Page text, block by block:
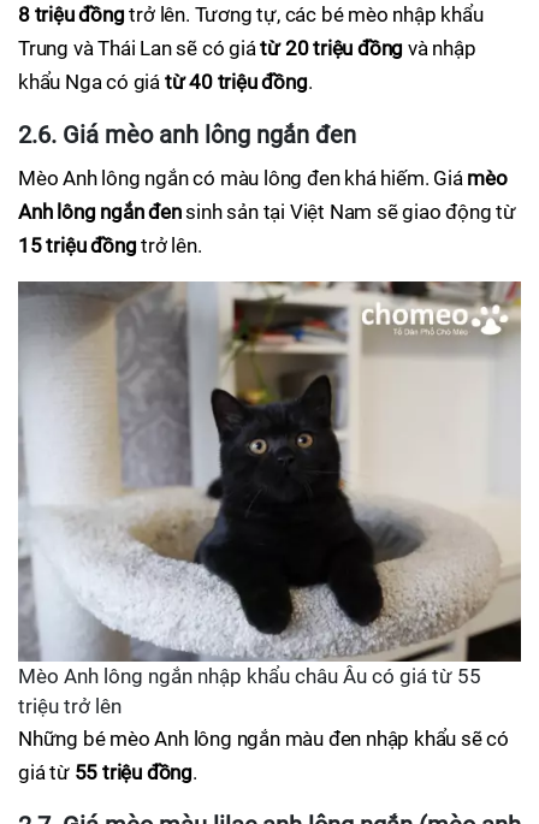
8 triệu đồng trở lên. Tương tự, các bé mèo nhập khẩu
Trung và Thái Lan sẽ có giátừ 20 triệu đồng và nhập
khẩu Nga có giá từ 40 triệu đồng.
2.6. Giá mèo anh lông ngắn đen
Mèo Anh lông ngắn có màu lông đen khá hiếm. Giá mèo
Anh lông ngắn đensinh sản tại Việt Nam sẽ giao động từ
15 triệu đồng trở lên.
Mèo Anh lông ngắn nhập khẩu châu Âu có giá từ 55
triệu trở lên
Những bé mèo Anh lông ngắn màu đen nhập khẩu sẽ có
giá từ 55 triệu đồng.